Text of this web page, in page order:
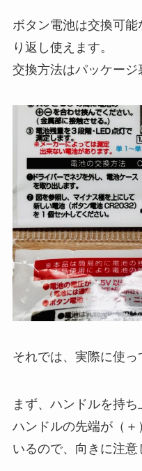
ボタン電池は交換可
り返し使えます。
交換方法はパッケージ
それでは、実際に使っ
まず、ハンドルを持ち
ハンドルの先端が（
いるので、向きに注意